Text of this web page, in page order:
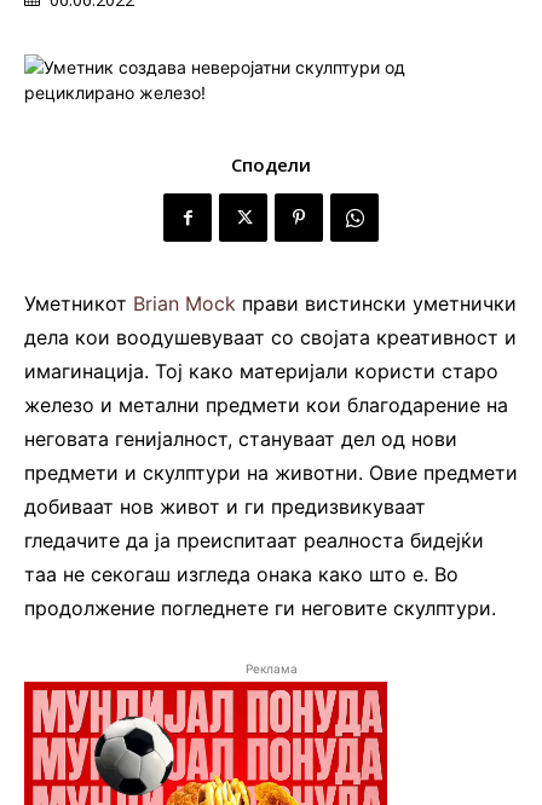
Сподели
Уметникот Brian Mock прави вистински уметнички
дела кои воодушевуваат со својата креативност и
имагинација. Тој како материјали користи старо
железо и метални предмети кои благодарение на
неговата генијалност, стануваат дел од нови
предмети и скулптури на животни. Овие предмети
добиваат нов живот и ги предизвикуваат
гледачите да ја преиспитаат реалноста бидејќи
таа не секогаш изгледа онака како што е. Во
продолжение погледнете ги неговите скулптури.
Реклама